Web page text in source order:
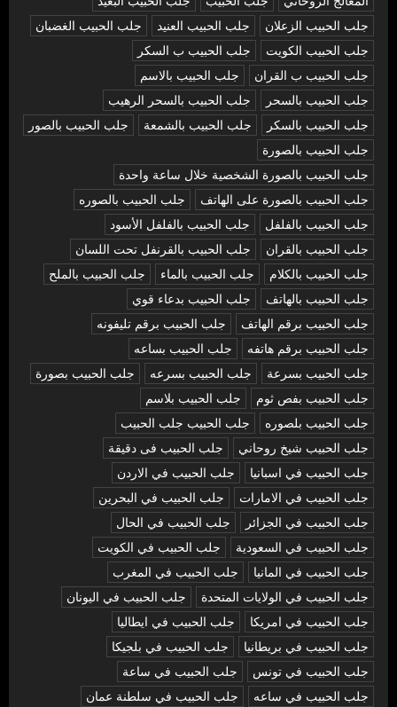
جلب الحبيب الزعلان
جلب الحبيب العنيد
جلب الحبيب الغضبان
جلب الحبيب الكويت
جلب الحبيب ب السكر
جلب الحبيب ب القران
جلب الحبيب بالاسم
جلب الحبيب بالسحر
جلب الحبيب بالسحر الرهيب
جلب الحبيب بالسكر
جلب الحبيب بالشمعة
جلب الحبيب بالصور
جلب الحبيب بالصورة
جلب الحبيب بالصورة الشخصية خلال ساعة واحدة
جلب الحبيب بالصورة على الهاتف
جلب الحبيب بالصوره
جلب الحبيب بالفلفل
جلب الحبيب بالفلفل الأسود
جلب الحبيب بالقران
جلب الحبيب بالقرنفل تحت اللسان
جلب الحبيب بالكلام
جلب الحبيب بالماء
جلب الحبيب بالملح
جلب الحبيب بالهاتف
جلب الحبيب بدعاء قوي
جلب الحبيب برقم الهاتف
جلب الحبيب برقم تليفونه
جلب الحبيب برقم هاتفه
جلب الحبيب بساعه
جلب الحبيب بسرعة
جلب الحبيب بسرعه
جلب الحبيب بصورة
جلب الحبيب بفص ثوم
جلب الحبيب بلاسم
جلب الحبيب بلصوره
جلب الحبيب جلب الحبيب
جلب الحبيب شيخ روحاني
جلب الحبيب فى دقيقة
جلب الحبيب في اسبانيا
جلب الحبيب في الاردن
جلب الحبيب في الامارات
جلب الحبيب في البحرين
جلب الحبيب في الجزائر
جلب الحبيب في الحال
جلب الحبيب في السعودية
جلب الحبيب في الكويت
جلب الحبيب في المانيا
جلب الحبيب في المغرب
جلب الحبيب في الولايات المتحدة
جلب الحبيب في اليونان
جلب الحبيب في امريكا
جلب الحبيب في ايطاليا
جلب الحبيب في بريطانيا
جلب الحبيب في بلجيكا
جلب الحبيب في تونس
جلب الحبيب في ساعة
جلب الحبيب في ساعه
جلب الحبيب في سلطنة عمان